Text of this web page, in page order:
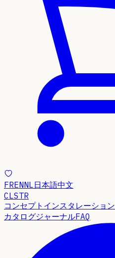
FRENNL日本語中文
CLSTR
コンセプト インスタレーション
カタログジャーナルFAQ